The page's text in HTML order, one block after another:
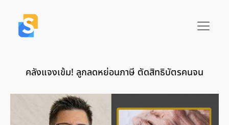
คลังแจงเข้ม! ลูกลดหย่อนภาษี ตัดสิทธิบัตรคนจน